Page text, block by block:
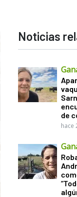
Noticias
de
hace